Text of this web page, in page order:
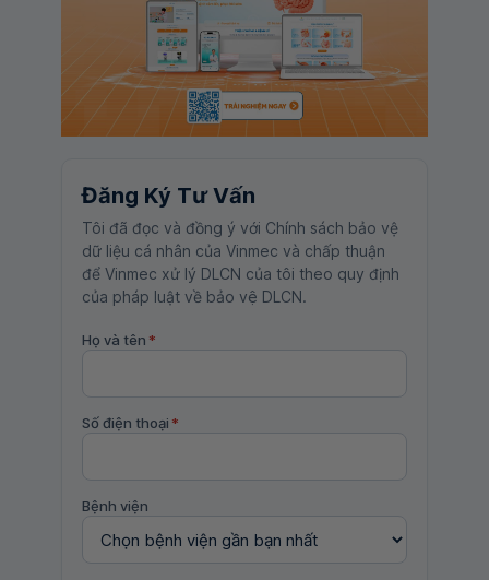
Đăng Ký Tư Vấn
Tôi đã đọc và đồng ý với Chính sách bảo vệ
dữ liệu cá nhân của Vinmec và chấp thuận
để Vinmec xử lý DLCN của tôi theo quy định
của pháp luật về bảo vệ DLCN.
Họ và tên *
Số điện thoại *
Bệnh viện